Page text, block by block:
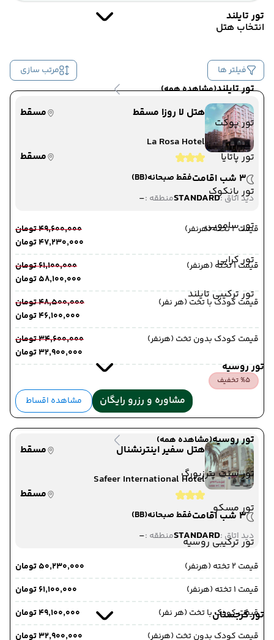
تور تایلند
تور تایلند(مشاهده همه)
تور پوکت
تور پاتایا
تور بانکوک
تور سامویی
تور کرابی
تور ترکیبی تایلند
تور روسیه
تور روسیه(مشاهده همه)
تور سنت پترزبورگ
تور مسکو
تور ترکیبی روسیه
تور گرجستان
انتخاب هتل
فیلتر ها مرتب سازی
هتل لا روزا مسقط
مسقط
La Rosa Hotel
مسقط
3 شب اقامت
فقط صبحانه(BB)
دید اتاق :STANDARDمنطقه :-
قیمت 2 تخته (هرنفر)
۴۹٬۶۰۰٬۰۰۰ تومان
۴۷٬۲۳۰٬۰۰۰ تومان
قیمت 1 تخته (هرنفر)
۶۱٬۱۰۰٬۰۰۰ تومان
۵۸٬۱۰۰٬۰۰۰ تومان
قیمت کودک با تخت (هر نفر)
۴۸٬۵۰۰٬۰۰۰ تومان
۴۶٬۱۰۰٬۰۰۰ تومان
قیمت کودک بدون تخت (هرنفر)
۳۴٬۶۰۰٬۰۰۰ تومان
۳۲٬۹۰۰٬۰۰۰ تومان
%5 تخفیف
مشاوره و رزرو رایگان مشاهده اقساط
هتل سفیر اینترنشنال
مسقط
Safeer International Hotel
مسقط
3 شب اقامت
فقط صبحانه(BB)
دید اتاق :STANDARDمنطقه :-
قیمت 2 تخته (هرنفر)
۵۰٬۲۳۰٬۰۰۰ تومان
قیمت 1 تخته (هرنفر)
۶۱٬۱۰۰٬۰۰۰ تومان
قیمت کودک با تخت (هر نفر)
۴۹٬۱۰۰٬۰۰۰ تومان
قیمت کودک بدون تخت (هرنفر)
۳۲٬۹۰۰٬۰۰۰ تومان